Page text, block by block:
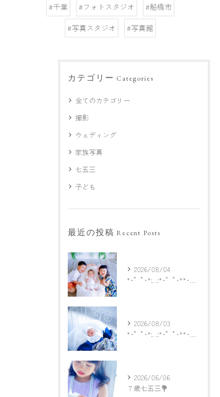
#千葉 #フォトスタジオ #船橋市
#写真スタジオ #写真館
カテゴリー Categories
全てのカテゴリー
撮影
ウェディング
家族写真
七五三
子ども
最近の投稿 Recent Posts
2026/08/04
*･゜ﾟ･*:. .:*･゜ﾟ･**･゜ﾟ･*:.
2026/08/03
*･゜ﾟ･*:. .:*･゜ﾟ･**･゜ﾟ･*:.
2026/06/06
７歳七五三💐